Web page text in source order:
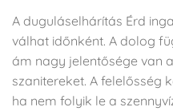
A duguláselhárítás Érd
válhat időnként. A dolog
ám nagy jelentősége van
szanitereket. A felelősség
ha nem folyik le a